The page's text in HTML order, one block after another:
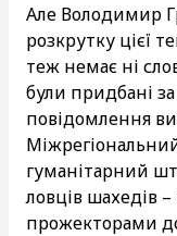
Але Володимир
розкрутку цієї
теж немає ні
були придбані
повідомлення
гуманітарний
ловців шахедів
прожекторами